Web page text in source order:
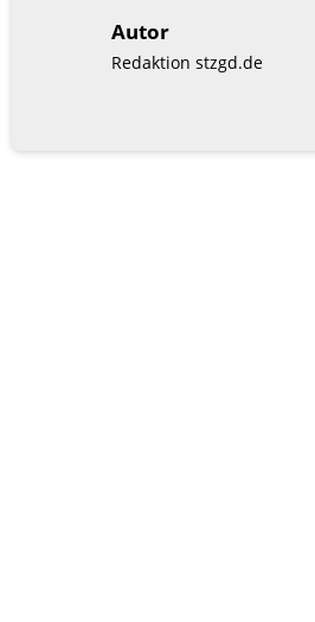
Autor
Redaktion stzgd.de